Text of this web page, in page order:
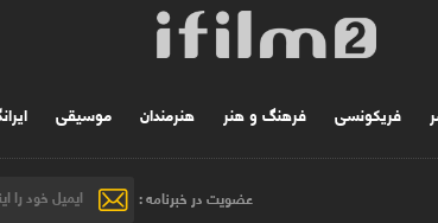
فریکونسی فرهنگ و هنر هنرمندان موسیقی
عضویت در خبرنامه :